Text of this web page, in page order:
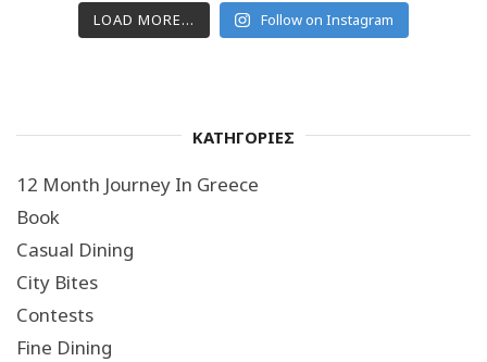
LOAD MORE... Follow on Instagram
ΚΑΤΗΓΟΡΙΕΣ
12 Month Journey In Greece
Book
Casual Dining
City Bites
Contests
Fine Dining